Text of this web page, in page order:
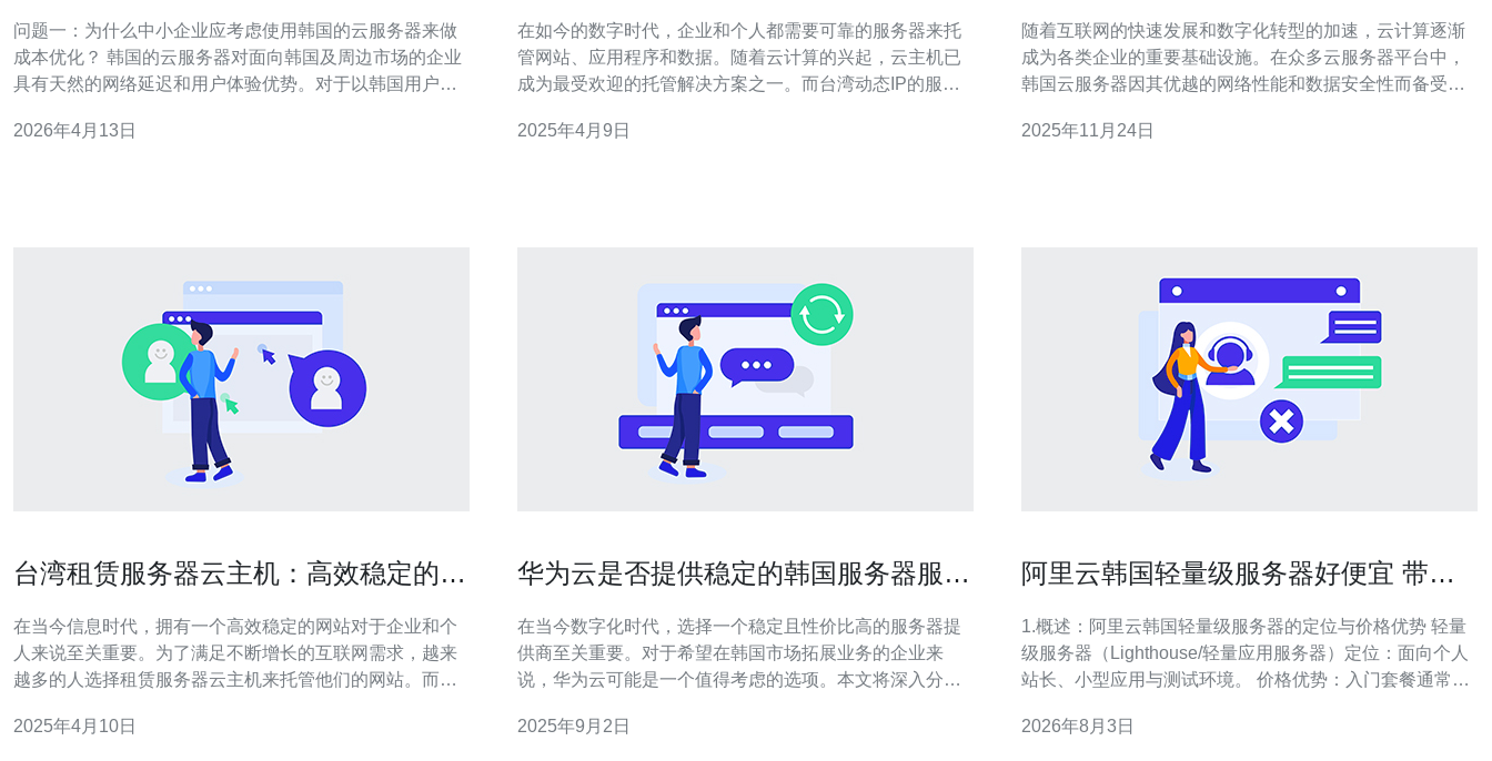
问题一：为什么中小企业应考虑使用韩国的云服务器来做
成本优化？ 韩国的云服务器对面向韩国及周边市场的企业
具有天然的网络延迟和用户体验优势。对于以韩国用户为
问延迟，从而提升转化率与用户留存，间接降低获客成
2026年4月13日
在如今的数字时代，企业和个人都需要可靠的服务器来托
管网站、应用程序和数据。随着云计算的兴起，云主机已
成为最受欢迎的托管解决方案之一。而台湾动态IP的服务
文将介绍台湾动态IP的服务器云主机的优势和适用场景。
2025年4月9日
随着互联网的快速发展和数字化转型的加速，云计算逐渐
成为各类企业的重要基础设施。在众多云服务器平台中，
韩国云服务器因其优越的网络性能和数据安全性而备受关
析，并推荐一些优质的服务提供商。 首先，韩国云服务器
2025年11月24日
台湾租赁服务器云主机：高效稳定的网
在当今信息时代，拥有一个高效稳定的网站对于企业和个
人来说至关重要。为了满足不断增长的互联网需求，越来
越多的人选择租赁服务器云主机来托管他们的网站。而台
服务器云主机服务，成为了许多人的首选。 租赁服务器云
2025年4月10日
华为云是否提供稳定的韩国服务器服务
在当今数字化时代，选择一个稳定且性价比高的服务器提
供商至关重要。对于希望在韩国市场拓展业务的企业来
说，华为云可能是一个值得考虑的选项。本文将深入分析
及价格等因素，为您选择最佳的云服务提供参考。 华为云
2025年9月2日
阿里云韩国轻量级服务器好便宜 带宽
1.概述：阿里云韩国轻量级服务器的定位与价格优势 轻量
级服务器（Lighthouse/轻量应用服务器）定位：面向个人
站长、小型应用与测试环境。 价格优势：入门套餐通常以
景：小型网站、API 测试、轻量级代理或海外加速节点。
2026年8月3日